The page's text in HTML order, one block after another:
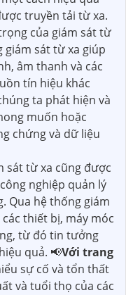
truyền tải từ xa.
của giám sát từ
giám sát từ xa giúp
âm thanh và các
tín hiệu khác
ta phát hiện và
muốn hoặc
chứng và dữ liệu
sát từ xa cũng được
nghiệp quản lý
Qua hệ thống giám
thiết bị, máy móc
từ đó tin tưởng
quả. 📢Với trang
sự cố và tổn thất
và tuổi thọ của các